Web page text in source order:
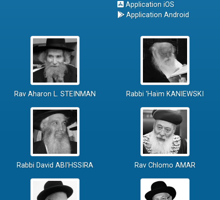
Application iOS
Application Android
Rav Aharon L. STEINMAN Rabbi 'Haïm KANIEWSKI
Rabbi David ABI'HSSIRA Rav Chlomo AMAR